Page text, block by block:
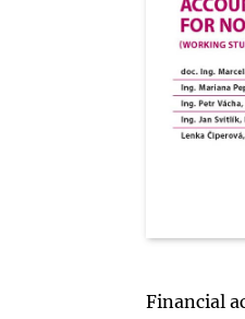
Financial